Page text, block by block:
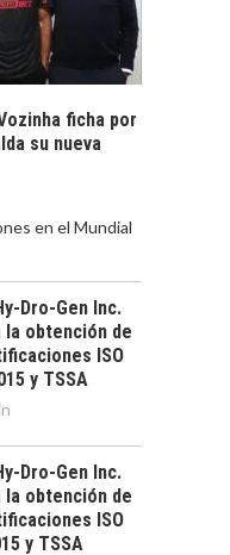
ficha por
su nueva
en el Mundial
Dro-Gen Inc.
la obtención de
ISO
y TSSA
Dro-Gen Inc.
la obtención de
ISO
y TSSA